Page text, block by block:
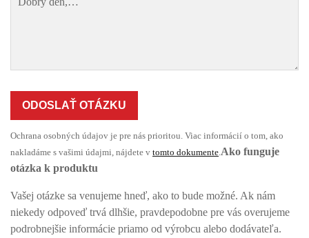
ODOSLAŤ OTÁZKU
Ochrana osobných údajov je pre nás prioritou. Viac informácií o tom, ako
nakladáme s vašimi údajmi, nájdete v tomto dokumente.Ako funguje
otázka k produktu
Vašej otázke sa venujeme hneď, ako to bude možné. Ak nám
niekedy odpoveď trvá dlhšie, pravdepodobne pre vás overujeme
podrobnejšie informácie priamo od výrobcu alebo dodávateľa.